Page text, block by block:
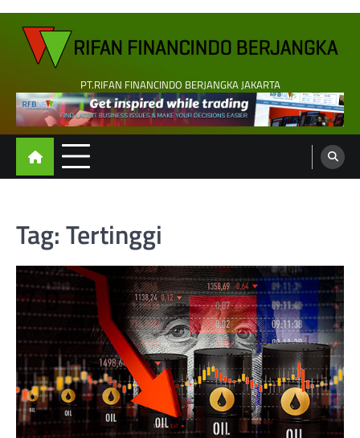
Skip
content
PT.RIFAN FINANCINDO BERJANGKA JAKARTA
Tag:Tertinggi